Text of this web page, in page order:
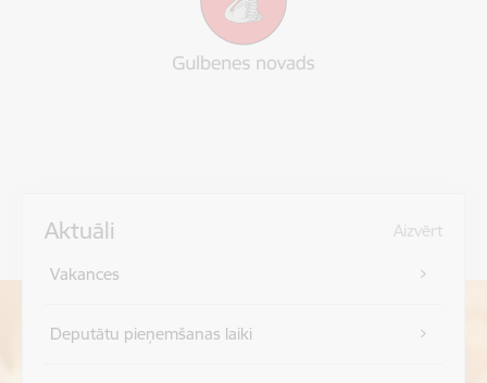
Aktuāli Aizvērt
Vakances
Deputātu pieņemšanas laiki